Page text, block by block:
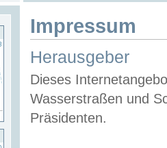
Impressum
Herausgeber
Dieses
Wasserstraßen und
Präsidenten.